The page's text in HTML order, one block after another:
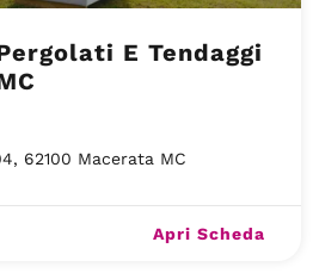
E Tendaggi
62100 Macerata MC
Apri Scheda